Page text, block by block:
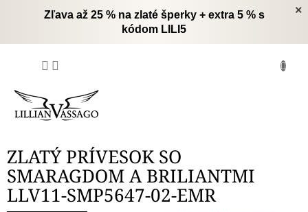
×
Zľava až 25 % na zlaté šperky + extra 5 % s
kódom LILI5
ZLATÝ PRÍVESOK SO
SMARAGDOM A BRILIANTMI
LLV11-SMP5647-02-EMR